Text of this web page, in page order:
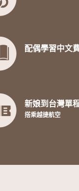
配偶學習中文
新娘到台灣單
搭乘越捷航空